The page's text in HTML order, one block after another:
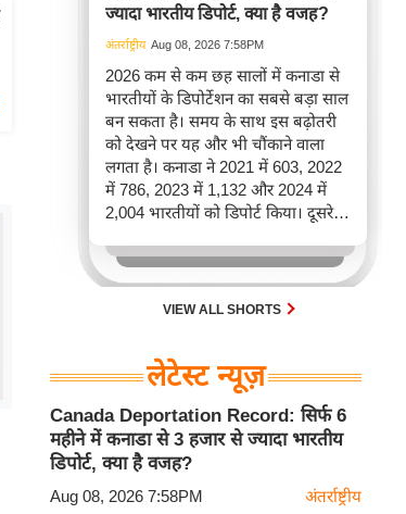
ज्यादा भारतीय डिपोर्ट, क्या है वजह?
अंतर्राष्ट्रीय Aug 08, 2026 7:58PM
2026 कम से कम छह सालों में कनाडा से
भारतीयों के डिपोर्टेशन का सबसे बड़ा साल
बन सकता है। समय के साथ इस बढ़ोतरी
को देखने पर यह और भी चौंकाने वाला
लगता है। कनाडा ने 2021 में 603, 2022
में 786, 2023 में 1,132 और 2024 में
2,004 भारतीयों को डिपोर्ट किया। दूसरे
पूरे साल की तुलना में 2026 की पहली
छमाही में ज़्यादा भारतीयों को वापस भेजा
VIEW ALL SHORTS
लेटेस्ट न्यूज़
Canada Deportation Record: सिर्फ 6
महीने में कनाडा से 3 हजार से ज्यादा भारतीय
डिपोर्ट, क्या है वजह?
Aug 08, 2026 7:58PM अंतर्राष्ट्रीय